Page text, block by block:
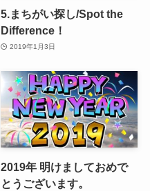
5.まちがい探し/Spot the
Difference！
2019年1月3日
2019年 明けましておめで
とうございます。